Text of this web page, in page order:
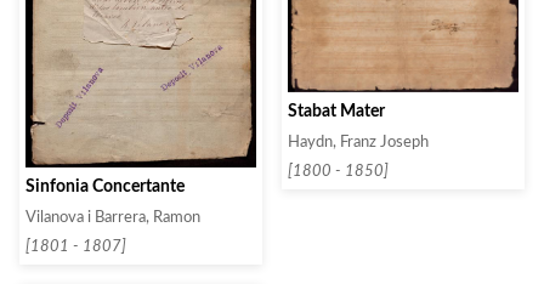
Sinfonia Concertante
Vilanova i Barrera, Ramon
[1801 - 1807]
Stabat Mater
Haydn, Franz Joseph
[1800 - 1850]